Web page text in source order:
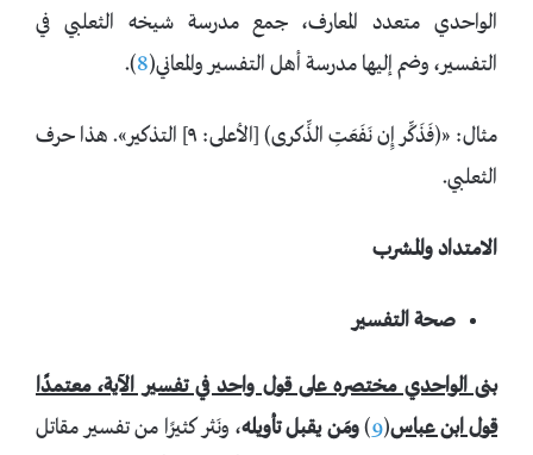
الواحدي متعدد المعارف، جمع مدرسة شيخه الثعلبي في
التفسير، وضم إليها مدرسة أهل التفسير والمعاني(8
).
مثال: «﴿فَذَكِّر إِن نَفَعَتِ الذِّكرى﴾ [الأعلى: ٩] التذكير». هذا حرف
الثعلبي.
الامتداد والمشرب
صحة التفسير
بنى الواحدي مختصره على قول واحد في تفسير الآية، معتمدًا
قول ابن عباس(
9
)ومَن يقبل تأويله، ونَثر كثيرًا من تفسير مقاتل